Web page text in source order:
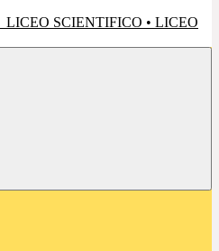
LICEO SCIENTIFICO • LICEO